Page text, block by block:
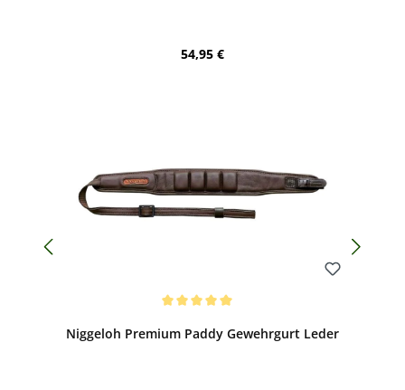
Regulärer Preis:
54,95 €
Niggeloh Premium Paddy Gewehrgurt Leder